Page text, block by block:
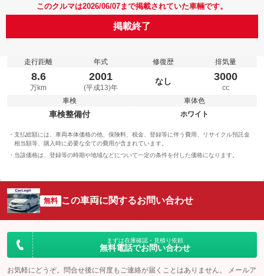
このクルマは2026/06/07まで掲載されていた車輛です。
掲載終了
走行距離
8.6
万km
年式
2001
(平成13)年
修復歴
なし
排気量
3000
cc
車検
車検整備付
車体色
ホワイト
支払総額には、車両本体価格の他、保険料、税金、登録等に伴う費用、リサイクル預託金
相当額等、購入時に必要な全ての費用が含まれています。
当該価格は、登録等の時期や地域などについて一定の条件を付した価格になります。
無料 この車両に関するお問い合わせ
まずは在庫確認・見積り依頼
無料電話でお問い合わせ
お気軽にどうぞ。問合せ後に何度もご連絡が届くことはありません。 メールア